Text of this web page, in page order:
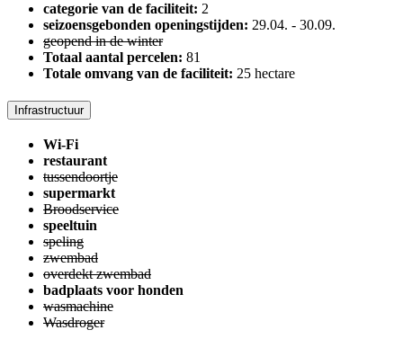
categorie van de faciliteit: 2
seizoensgebonden openingstijden: 29.04. - 30.09.
geopend in de winter
Totaal aantal percelen: 81
Totale omvang van de faciliteit: 25 hectare
Infrastructuur
Wi-Fi
restaurant
tussendoortje
supermarkt
Broodservice
speeltuin
speling
zwembad
overdekt zwembad
badplaats voor honden
wasmachine
Wasdroger